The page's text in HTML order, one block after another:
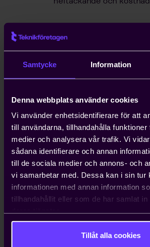
Samtycke Information
Denna webbplats använder cookies
Vi använder enhetsidentifierare för att
till användarna, tillhandahålla funktioner
medier och analysera vår trafik. Vi
sådana identifierare och annan
till de sociala medier och annons- och
vi samarbetar med. Dessa kan i sin tur
informationen med annan information
tillhandahållit eller som de har samlat
Tillåt alla cookies
Hjälp med snabb
av arbetstillstånd
Kompetensförsörjning är
till ett år. Teknikföretagen
Hjälp med att
näringspolitiska
Vi bedriver påverkans- och
opinionsarbete i Sverige
ta tillvara våra
vanliga fall bara får ta